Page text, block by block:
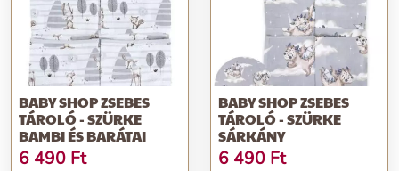
BABY SHOP ZSEBES
TÁROLÓ - SZÜRKE
BAMBI ÉS BARÁTAI
6 490 Ft
BABY SHOP ZSEBES
TÁROLÓ - SZÜRKE
SÁRKÁNY
6 490 Ft